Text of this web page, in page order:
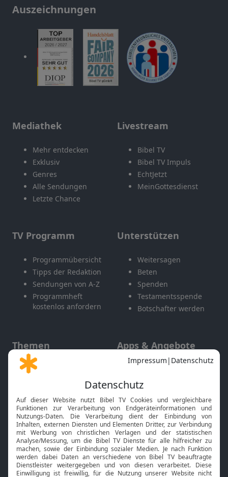
Auszeichnungen
Mediathek
Mehr entdecken
Exklusiv
Genres
Alle Sendungen
Letzte Chance
Livestream
Bibel TV
Bibel TV Impuls
EchtJetzt
MeinGottesdienst
TV Programm
Programmübersicht
Tipps der Redaktion
Sendungen von A-Z
Programmheft
kostenlos anfordern
Unterstützen
Weitersagen
Beten
Spenden
Testamentsspende
Botschafter werden
Themen
Gott und Bibel erklärt
Neuigkeiten
Apps & Angebote
Mobile App
Smart TV
HbbTV
Bibelthek Online-Bibel
Nächster Gottesdienst